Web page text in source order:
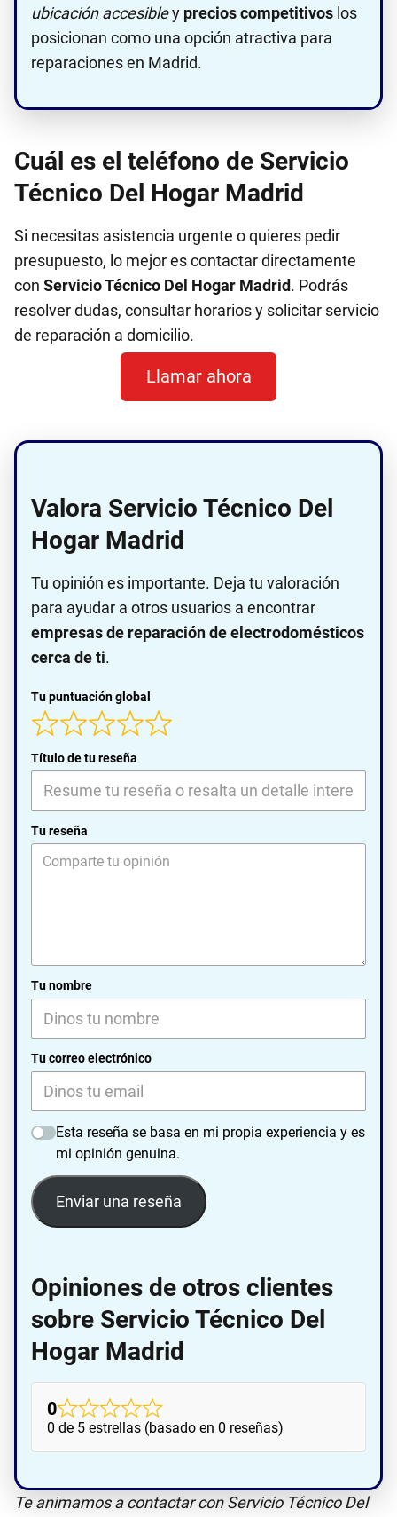
ubicación accesibley precios competitivos los
posicionan como una opción atractiva para
reparaciones en Madrid.
Cuál es el teléfono de Servicio
Técnico Del Hogar Madrid
Si necesitas asistencia urgente o quieres pedir
presupuesto, lo mejor es contactar directamente
con Servicio Técnico Del Hogar Madrid. Podrás
resolver dudas, consultar horarios y solicitar servicio
de reparación a domicilio.
Llamar ahora
Valora Servicio Técnico Del
Hogar Madrid
Tu opinión es importante. Deja tu valoración
para ayudar a otros usuarios a encontrar
empresas de reparación de electrodomésticos
cerca de ti.
Tu puntuación global
Título de tu reseña
Tu reseña
Tu nombre
Tu correo electrónico
Esta reseña se basa en mi propia experiencia y es
mi opinión genuina.
Enviar una reseña
Opiniones de otros clientes
sobre Servicio Técnico Del
Hogar Madrid
0
0 de 5 estrellas (basado en 0 reseñas)
Te animamos a contactar con Servicio Técnico Del